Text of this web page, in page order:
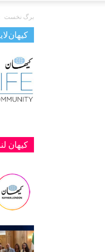
برگ نخست
کیهان
دانمارک؛ یادبود دو